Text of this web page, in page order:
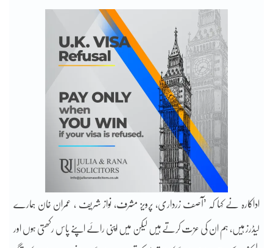
اداکارہ نے کہا کہ ’آصف زرداری، پرویز مشرف، نواز شریف ، عمران خان ہمارے
لیڈرز ہیں، ہم ان کی عزت کرتے ہیں لیکن میں اپنی رائے اپنے پاس رکھتی ہوں اور